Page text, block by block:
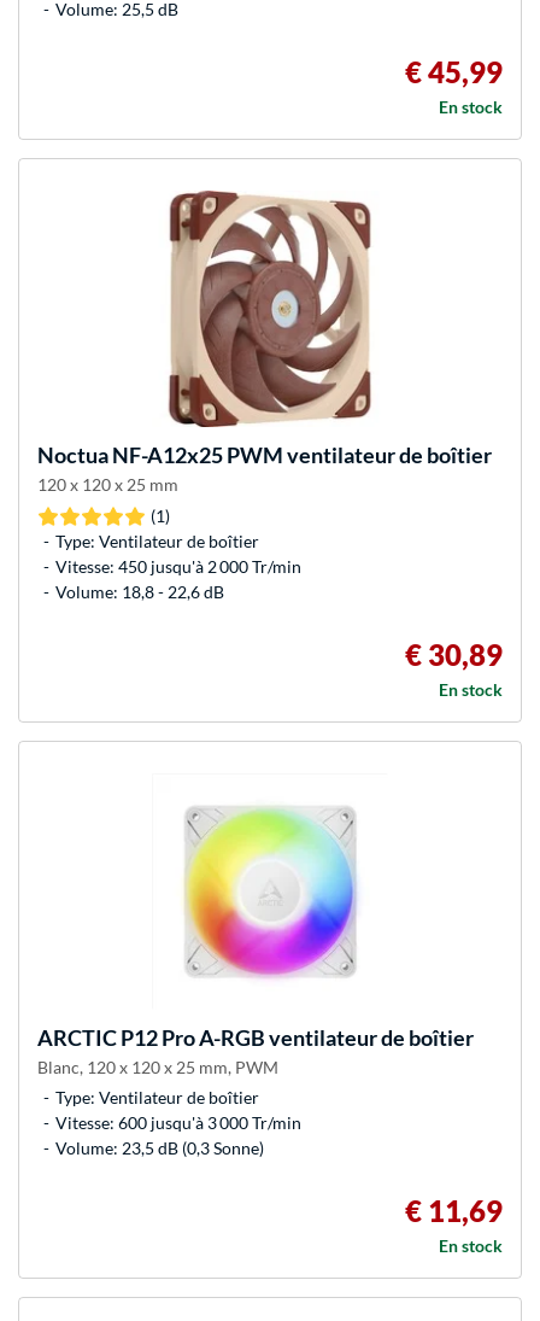
Volume: 25,5 dB
€ 45,99
En stock
NoctuaNF-A12x25 PWM ventilateur de boîtier
120 x 120 x 25 mm
(1)
Type: Ventilateur de boîtier
Vitesse: 450 jusqu'à 2 000 Tr/min
Volume: 18,8 - 22,6 dB
€ 30,89
En stock
ARCTICP12 Pro A-RGB ventilateur de boîtier
Blanc, 120 x 120 x 25 mm, PWM
Type: Ventilateur de boîtier
Vitesse: 600 jusqu'à 3 000 Tr/min
Volume: 23,5 dB (0,3 Sonne)
€ 11,69
En stock